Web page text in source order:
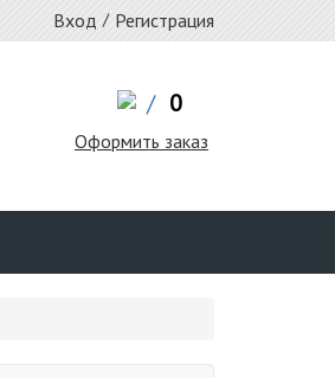
Вход / Регистрация
/ 0
Оформить заказ